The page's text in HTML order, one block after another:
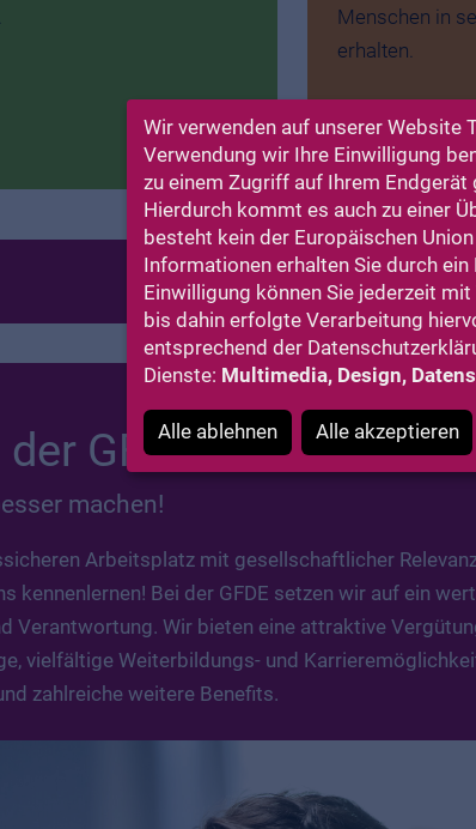
Wir verwenden auf unserer Website
Verwendung wir Ihre Einwilligung
zu einem Zugriff auf Ihrem
Hierdurch kommt es auch zu einer
besteht kein der Europäischen
Informationen erhalten Sie durch
Einwilligung können Sie jederzeit
bis dahin erfolgte Verarbeitung
entsprechend der
Dienste: Multimedia, Design,
Alle ablehnen Alle akzeptieren
Menschen in
erhalten.
GFDE
machen!
Arbeitsplatz mit gesellschaftlicher
kennenlernen! Bei der GFDE setzen wir auf ein
Verantwortung. Wir bieten eine attraktive
vielfältige Weiterbildungs- und
zahlreiche weitere Benefits.